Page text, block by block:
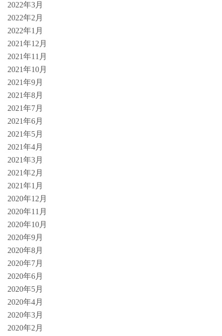
2022年3月
2022年2月
2022年1月
2021年12月
2021年11月
2021年10月
2021年9月
2021年8月
2021年7月
2021年6月
2021年5月
2021年4月
2021年3月
2021年2月
2021年1月
2020年12月
2020年11月
2020年10月
2020年9月
2020年8月
2020年7月
2020年6月
2020年5月
2020年4月
2020年3月
2020年2月